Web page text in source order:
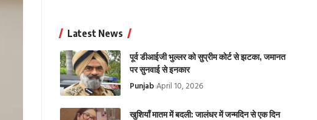
Latest News
पूर्व डीआईजी भुल्लर को सुप्रीम कोर्ट से झटका, जमानत
पर सुनवाई से इनकार
Punjab April 10, 2026
खुशियाँ मातम में बदली: जालंधर में जन्मदिन से एक दिन